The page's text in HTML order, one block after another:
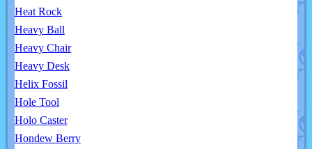
Heat Rock
Heavy Ball
Heavy Chair
Heavy Desk
Helix Fossil
Hole Tool
Holo Caster
Hondew Berry